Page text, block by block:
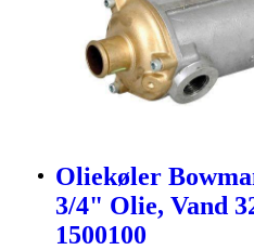
Oliekøler
3/4" Olie, Vand
1500100